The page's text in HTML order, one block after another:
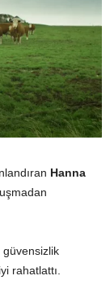
Hanna
güvensizlik
rahatlattı.